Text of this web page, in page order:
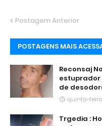
Postagem Anterior
POSTAGENS MAIS
Reconsaj
de
quinta-
Trgedia :